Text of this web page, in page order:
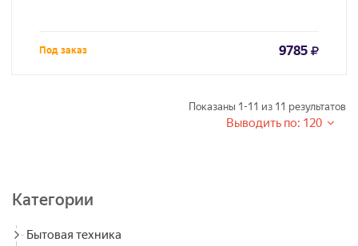
Под заказ 9785
Показаны 1-11 из 11 результатов
Выводить по: 120
Категории
Бытовая техника